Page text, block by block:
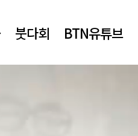
붓다회 BTN유튜브